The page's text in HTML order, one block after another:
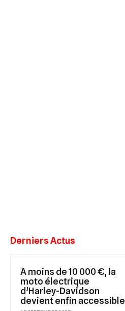
Derniers Actus
A moins de 10 000 €, la
moto électrique
d’Harley-Davidson
devient enfin accessible